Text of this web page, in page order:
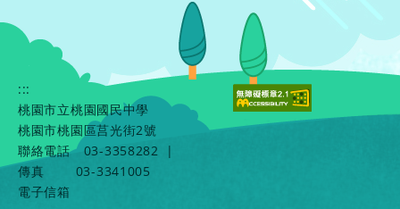
:::
桃園市立桃園國民中學
桃園市桃園區莒光街2號
聯絡電話
03-3358282
|
傳真
03-3341005
電子信箱